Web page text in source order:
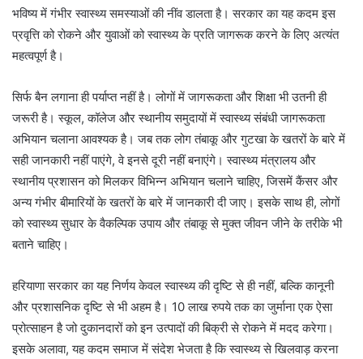
भविष्य में गंभीर स्वास्थ्य समस्याओं की नींव डालता है। सरकार का यह कदम इस
प्रवृत्ति को रोकने और युवाओं को स्वास्थ्य के प्रति जागरूक करने के लिए अत्यंत
महत्वपूर्ण है।
सिर्फ बैन लगाना ही पर्याप्त नहीं है। लोगों में जागरूकता और शिक्षा भी उतनी ही
जरूरी है। स्कूल, कॉलेज और स्थानीय समुदायों में स्वास्थ्य संबंधी जागरूकता
अभियान चलाना आवश्यक है। जब तक लोग तंबाकू और गुटखा के खतरों के बारे में
सही जानकारी नहीं पाएंगे, वे इनसे दूरी नहीं बनाएंगे। स्वास्थ्य मंत्रालय और
स्थानीय प्रशासन को मिलकर विभिन्न अभियान चलाने चाहिए, जिसमें कैंसर और
अन्य गंभीर बीमारियों के खतरों के बारे में जानकारी दी जाए। इसके साथ ही, लोगों
को स्वास्थ्य सुधार के वैकल्पिक उपाय और तंबाकू से मुक्त जीवन जीने के तरीके भी
बताने चाहिए।
हरियाणा सरकार का यह निर्णय केवल स्वास्थ्य की दृष्टि से ही नहीं, बल्कि कानूनी
और प्रशासनिक दृष्टि से भी अहम है। 10 लाख रुपये तक का जुर्माना एक ऐसा
प्रोत्साहन है जो दुकानदारों को इन उत्पादों की बिक्री से रोकने में मदद करेगा।
इसके अलावा, यह कदम समाज में संदेश भेजता है कि स्वास्थ्य से खिलवाड़ करना